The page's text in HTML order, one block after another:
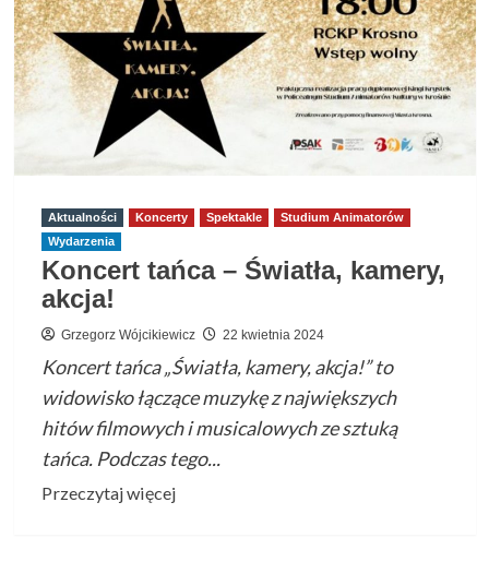
Lusławicach
–
„Skarby
nie
chodzą
piechotą”
opowieść
o
Ignacym
Łukasiewiczu
Aktualności Koncerty Spektakle
Studium Animatorów
Wydarzenia
Koncert tańca – Światła, kamery,
akcja!
Grzegorz Wójcikiewicz 22 kwietnia 2024
Koncert tańca „Światła, kamery, akcja!” to
widowisko łączące muzykę z największych
hitów filmowych i musicalowych ze sztuką
tańca. Podczas tego...
Przeczytaj więcejPrzeczytaj